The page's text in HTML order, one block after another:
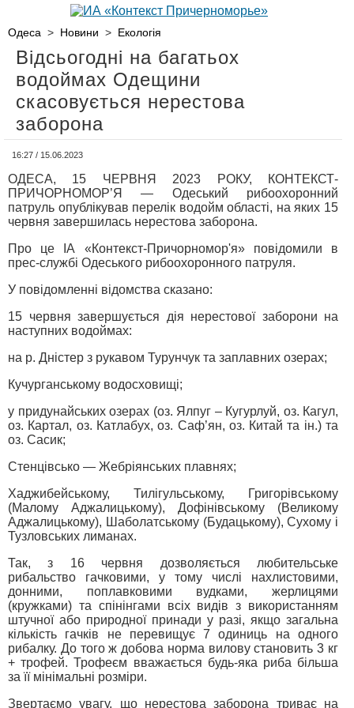
Одеса > Новини > Екологія
Відсьогодні на багатьох
водоймах Одещини
скасовується нерестова
заборона
16:27 / 15.06.2023
ОДЕСА, 15 ЧЕРВНЯ 2023 РОКУ, КОНТЕКСТ-
ПРИЧОРНОМОР’Я — Одеський рибоохоронний
патруль опублікував перелік водойм області, на яких 15
червня завершилась нерестова заборона.
Про це ІА «Контекст-Причорномор'я» повідомили в
прес-службі Одеського рибоохоронного патруля.
У повідомленні відомства сказано:
15 червня завершується дія нерестової заборони на
наступних водоймах:
на р. Дністер з рукавом Турунчук та заплавних озерах;
Кучурганському водосховищі;
у придунайських озерах (оз. Ялпуг – Кугурлуй, оз. Кагул,
оз. Картал, оз. Катлабух, оз. Саф’ян, оз. Китай та ін.) та
оз. Сасик;
Стенцівсько — Жебріянських плавнях;
Хаджибейському, Тилігульському, Григорівському
(Малому Аджалицькому), Дофінівському (Великому
Аджалицькому), Шаболатському (Будацькому), Сухому і
Тузловських лиманах.
Так, з 16 червня дозволяється любительське
рибальство гачковими, у тому числі нахлистовими,
донними, поплавковими вудками, жерлицями
(кружками) та спінінгами всіх видів з використанням
штучної або природної принади у разі, якщо загальна
кількість гачків не перевищує 7 одиниць на одного
рибалку. До того ж добова норма вилову становить 3 кг
+ трофей. Трофеєм вважається будь-яка риба більша
за її мінімальні розміри.
Звертаємо увагу, що нерестова заборона триває на